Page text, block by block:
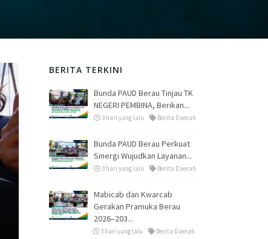
BERITA TERKINI
Bunda PAUD Berau Tinjau TK
NEGERI PEMBINA, Berikan...
3 hari yang lalu Berita Daerah
Bunda PAUD Berau Perkuat
Sinergi Wujudkan Layanan...
3 hari yang lalu Berita Daerah
Mabicab dan Kwarcab
Gerakan Pramuka Berau
2026–203...
3 hari yang lalu Berita Daerah